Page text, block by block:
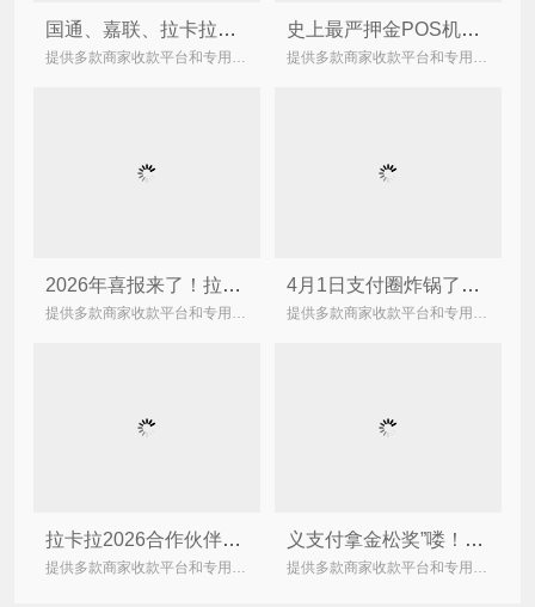
国通、嘉联、拉卡拉三大商家收款码官方后台都是什么？
提供多款商家收款平台和专用的商家收款设备，助力商户日常经营收款！
史上最严押金POS机处罚落地！拉卡拉、嘉联等多家公司紧急发文！
提供多款商家收款平台和专用的商家收款设备，助力商户日常经营收款！
2026年喜报来了！拉卡拉斩获2025第十二届金松奖“品牌影响力企业”！
提供多款商家收款平台和专用的商家收款设备，助力商户日常经营收款！
4月1日支付圈炸锅了，广东汇卡支付牌照被注销！
提供多款商家收款平台和专用的商家收款设备，助力商户日常经营收款！
拉卡拉2026合作伙伴大会3.30日完美结束！
提供多款商家收款平台和专用的商家收款设备，助力商户日常经营收款！
义支付拿金松奖”喽！跨境支付搞出新名堂，中小微外贸老板都沾光！
提供多款商家收款平台和专用的商家收款设备，助力商户日常经营收款！